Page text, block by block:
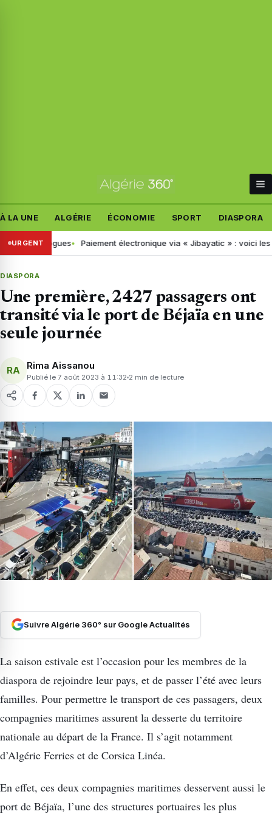
À LA UNE ALGÉRIE ÉCONOMIE SPORT DIASPORA
URGENT
drogues Paiement électronique via « Jibayatic » : voici les erreurs
DIASPORA
Une première, 2427 passagers ont
transité via le port de Béjaïa en une
seule journée
RA Rima Aissanou
Publié le 7 août 2023 à 11:32 2 min de lecture
Suivre Algérie 360° sur Google Actualités
La saison estivale est l’occasion pour les membres de la
diaspora de rejoindre leur pays, et de passer l’été avec leurs
familles. Pour permettre le transport de ces passagers, deux
compagnies maritimes assurent la desserte du territoire
nationale au départ de la France. Il s’agit notamment
d’Algérie Ferries et de Corsica Linéa.
En effet, ces deux compagnies maritimes desservent aussi le
port de Béjaïa, l’une des structures portuaires les plus